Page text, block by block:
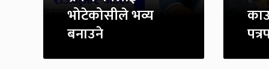
भोटेकोसीले भव्य
बनाउने